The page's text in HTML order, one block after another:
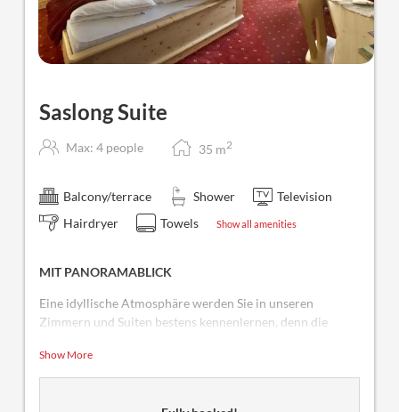
Saslong Suite
Max: 4 people 35 m2
Balcony/terrace Shower
Television
Hairdryer
Towels Show all amenities
MIT PANORAMABLICK
Eine idyllische Atmosphäre werden Sie in unseren
Zimmern und Suiten bestens kennenlernen, denn die
Flair.
Show More